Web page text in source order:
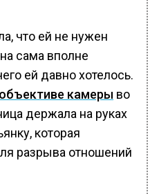
что ей не нужен
сама вполне
ей давно хотелось.
объективе камеры во
держала на руках
которая
разрыва отношений